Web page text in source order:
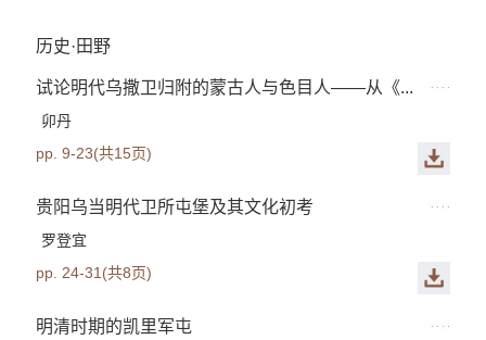
历史·田野
试论明代乌撒卫归附的蒙古人与色目人——从《...
卯丹
pp. 9-23(共15页)
贵阳乌当明代卫所屯堡及其文化初考
罗登宜
pp. 24-31(共8页)
明清时期的凯里军屯